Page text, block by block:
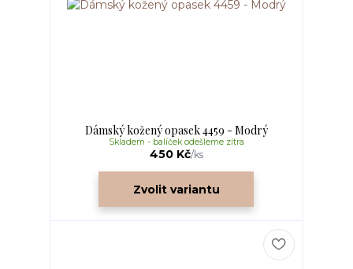
Dámský kožený opasek 4459 - Modrý
450 Kč/ks
Skladem - balíček odešleme zítra
Zvolit variantu